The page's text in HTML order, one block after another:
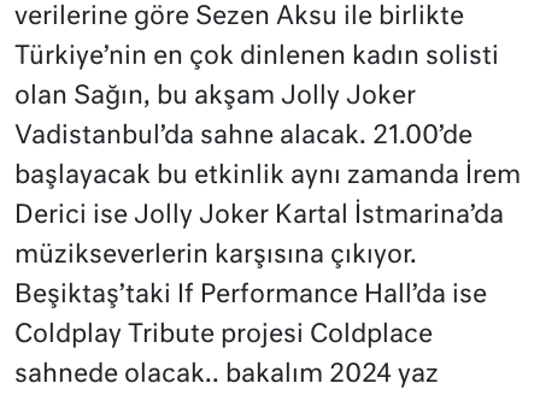
verilerine göre Sezen Aksu ile birlikte
Türkiye’nin en çok dinlenen kadın solisti
olan Sağın, bu akşam Jolly Joker
Vadistanbul’da sahne alacak. 21.00’de
başlayacak bu etkinlik aynı zamanda İrem
Derici ise Jolly Joker Kartal İstmarina’da
müzikseverlerin karşısına çıkıyor.
Beşiktaş’taki If Performance Hall’da ise
Coldplay Tribute projesi Coldplace
sahnede olacak.. bakalım 2024 yaz